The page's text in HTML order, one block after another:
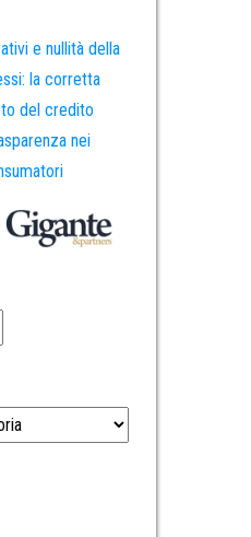
e nullità della
la corretta
del credito
nei